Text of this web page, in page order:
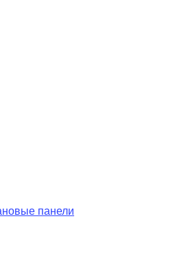
панели